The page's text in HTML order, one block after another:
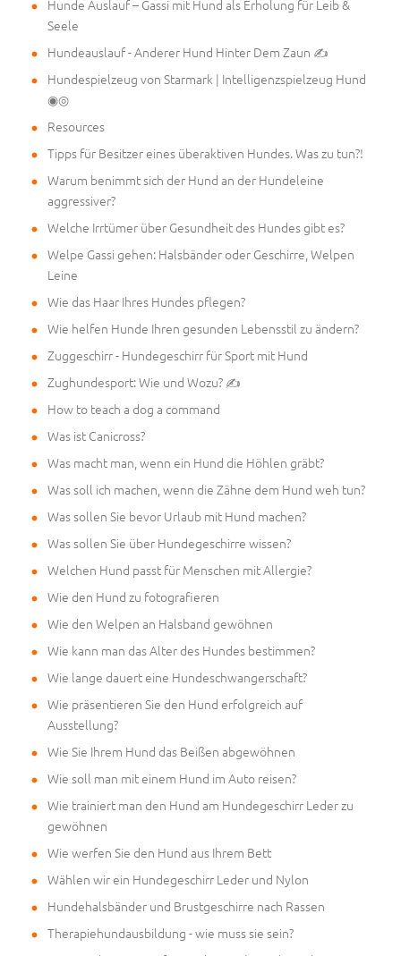
Hunde Auslauf – Gassi mit Hund als Erholung für Leib &
Seele
Hundeauslauf - Anderer Hund Hinter Dem Zaun ✍
Hundespielzeug von Starmark | Intelligenzspielzeug Hund
◉◎
Resources
Tipps für Besitzer eines überaktiven Hundes. Was zu tun?!
Warum benimmt sich der Hund an der Hundeleine
aggressiver?
Welche Irrtümer über Gesundheit des Hundes gibt es?
Welpe Gassi gehen: Halsbänder oder Geschirre, Welpen
Leine
Wie das Haar Ihres Hundes pflegen?
Wie helfen Hunde Ihren gesunden Lebensstil zu ändern?
Zuggeschirr - Hundegeschirr für Sport mit Hund
Zughundesport: Wie und Wozu? ✍
How to teach a dog a command
Was ist Canicross?
Was macht man, wenn ein Hund die Höhlen gräbt?
Was soll ich machen, wenn die Zähne dem Hund weh tun?
Was sollen Sie bevor Urlaub mit Hund machen?
Was sollen Sie über Hundegeschirre wissen?
Welchen Hund passt für Menschen mit Allergie?
Wie den Hund zu fotografieren
Wie den Welpen an Halsband gewöhnen
Wie kann man das Alter des Hundes bestimmen?
Wie lange dauert eine Hundeschwangerschaft?
Wie präsentieren Sie den Hund erfolgreich auf
Ausstellung?
Wie Sie Ihrem Hund das Beißen abgewöhnen
Wie soll man mit einem Hund im Auto reisen?
Wie trainiert man den Hund am Hundegeschirr Leder zu
gewöhnen
Wie werfen Sie den Hund aus Ihrem Bett
Wählen wir ein Hundegeschirr Leder und Nylon
Hundehalsbänder und Brustgeschirre nach Rassen
Therapiehundausbildung - wie muss sie sein?